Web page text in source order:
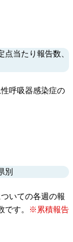
点当たり報告数、
呼吸器感染症の
別
いての各週の報
す。
※累積報告